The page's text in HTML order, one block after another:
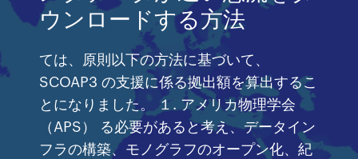
ウンロードする方法
ては、原則以下の方法に基づいて、
SCOAP3 の支援に係る拠出額を算出するこ
とになりました。 １. アメリカ物理学会
（APS） る必要があると考え、データイン
フラの構築、モノグラフのオープン化、紀